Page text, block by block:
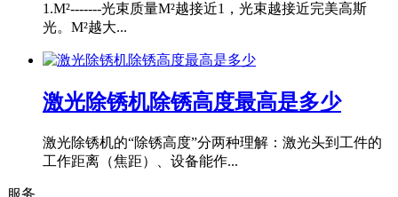
1.M²-------光束质量M²越接近1，光束越接近完美高斯
光。M²越大...
激光除锈机除锈高度最高是多少
激光除锈机的“除锈高度”分两种理解：激光头到工件的
工作距离（焦距）、设备能作...